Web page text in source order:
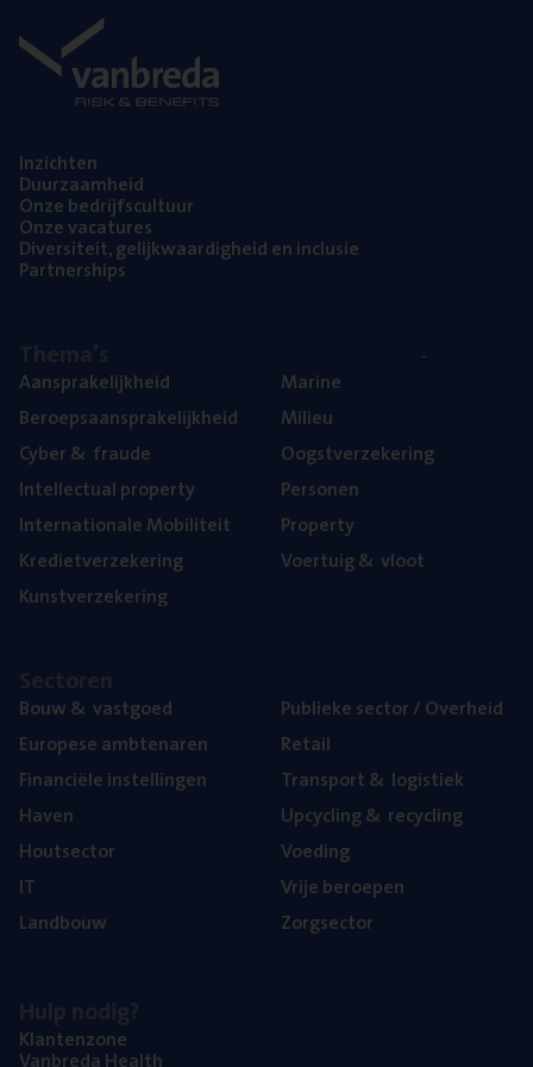
Inzich­ten
Duur­zaam­heid
Onze bedrijfs­cul­tuur
Onze vaca­tu­res
Diver­si­teit, gelijk­waar­dig­heid en inclusie
Part­ner­ships
Aan­spra­ke­lijk­heid
Beroeps­aan­spra­ke­lijk­heid
Cyber& fraude
Intel­lec­tu­al property
Inter­na­ti­o­na­le Mobiliteit
Kre­diet­ver­ze­ke­ring
Kunst­ver­ze­ke­ring
Mari­ne
Mili­eu
Oogst­ver­ze­ke­ring
Per­so­nen
Pro­per­ty
Voer­tuig& vloot
Bouw& vastgoed
Euro­pe­se ambtenaren
Finan­ci­ë­le instellingen
Haven
Hout­sec­tor
IT
Land­bouw
Publie­ke sec­tor / Overheid
Retail
Trans­port& logistiek
Upcy­cling& recycling
Voe­ding
Vrije beroe­pen
Zorg­sec­tor
Klan­ten­zo­ne
Van­b­re­da Health